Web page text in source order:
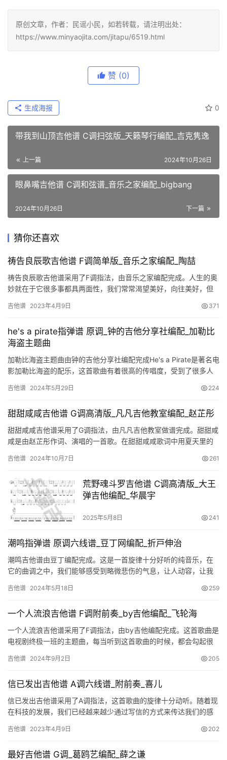
原创文章，作者：民谣小民，如若转载，请注明出处：
https://www.minyaojita.com/jitapu/6519.html
赞 (0)
0
生成海报
带我到山顶吉他谱 C调扫弦版_天籁琴行编配_吉克隽逸
上一篇 2024年10月26日
眼鼻嘴吉他谱 C调和弦谱_音乐之家编配_bigbang
下一篇
2024年10月26日
猜你还喜欢
祷告良辰歌吉他谱 F调简单版_音乐之家编配_陶喆
祷告良辰歌吉他谱采用了F调指法，由音乐之家编配完成。人生的奥
妙就在于它很多事都具两面性，我们常常渴望美好，向往美好，但
难和…
吉他谱 2023年4月9日 371
he's a pirate指弹谱 原调_钟的吉他分享社编配_加勒比
海盗主题曲
加勒比海盗主题曲由钟的吉他分享社编配完成He's a Pirate是著名电
影加勒比海盗的配乐，这首歌曲有着很高的传唱度，受到了很多人
吉他谱 2024年5月29日 224
甜甜咸咸吉他谱 G调高清版_凡凡吉他教室编配_赵芷彤
甜甜咸咸吉他谱采用了G调指法，由凡凡吉他教室做谱完成。甜甜咸
咸是由赵芷彤作词、演唱的一首歌。在甜甜咸咸歌词中用夏天里的
味，表…
吉他谱 2024年10月7日 261
荒野魂斗罗吉他谱 C调高清版_大王
弹吉他编配_华晨宇
2025年5月8日 241
潮鸣指弹谱 原调六线谱_豆丁网编配_折戸伸治
潮鸣吉他谱由豆丁编配完成。这是一首旋律十分好听的纯音乐，在
它的曲调之中，我们能够感受到略微悲伤的气息，让人动容，让我
肩而过…
吉他谱 2024年5月18日 259
一个人流浪吉他谱 F调附前奏_by吉他编配_飞轮海
一个人流浪吉他谱采用了F调指法，由by吉他编配完成。这首歌曲是
电视剧终极一班的主题曲，每当听到这首歌曲的时候，都会勾起很
在…
吉他谱 2024年9月2日 205
信已发出吉他谱 A调六线谱_附前奏_喜儿
信已发出吉他谱采用了A调指法，这首歌曲的旋律十分动听。随着现
在科技的发展，我们已经越来越少通过写信的方式来传达我们的感
彼此…
吉他谱 2023年4月9日 202
最好吉他谱 G调_葛鸥艺编配_薛之谦